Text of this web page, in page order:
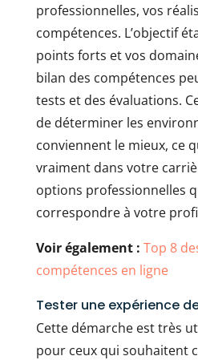
professionnelles, vos
compétences. L’objectif
points forts et vos
bilan des compétences
tests et des évaluations.
de déterminer les
conviennent le mieux, ce
vraiment dans votre
options professionnelles
correspondre à votre
Voir également : Top 8
compétences en ligne
Tester une expérience
Cette démarche est très
pour ceux qui souhaitent